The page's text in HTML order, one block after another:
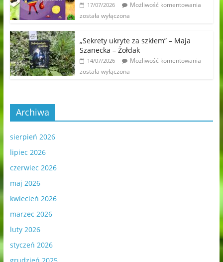
17/07/2026
Możliwość komentowania
została wyłączona
„Sekrety ukryte za szkłem” – Maja
Szanecka – Żołdak
14/07/2026
Możliwość komentowania
została wyłączona
Archiwa
sierpień 2026
lipiec 2026
czerwiec 2026
maj 2026
kwiecień 2026
marzec 2026
luty 2026
styczeń 2026